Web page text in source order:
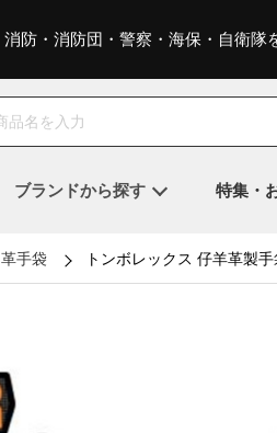
消防・消防団・警察・海保・自衛隊
ブランドから探す 特集・
革手袋 トンボレックス 仔羊革製